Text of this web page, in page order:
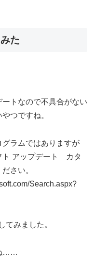
た
トなので不具合がない
つですね。
ラムではありますが
ト アップデート カタ
さい。
Search.aspx?
てみました。
……